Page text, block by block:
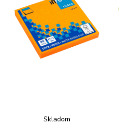
Skladom